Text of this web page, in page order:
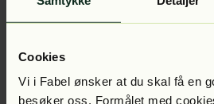
Cookies
Vi i Fabel ønsker at du skal få en
besøker oss. Formålet med